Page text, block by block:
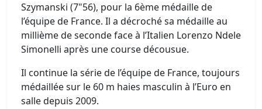
Szymanski (7"56), pour la 6ème médaille de
l’équipe de France. Il a décroché sa médaille au
millième de seconde face à l’Italien Lorenzo Ndele
Simonelli après une course décousue.
Il continue la série de l’équipe de France, toujours
médaillée sur le 60 m haies masculin à l’Euro en
salle depuis 2009.